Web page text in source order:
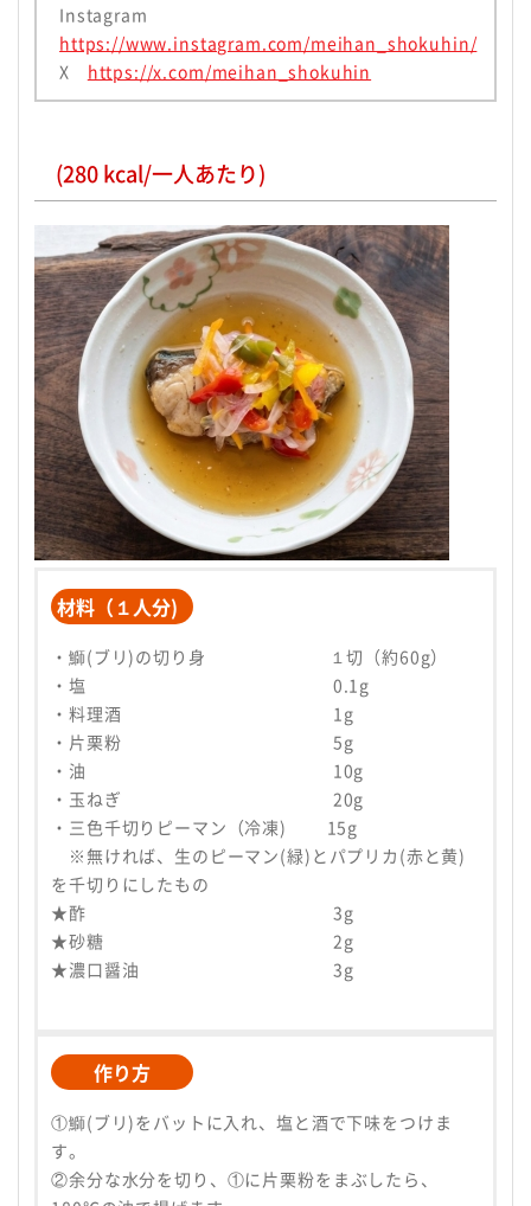
Instagram
https://www.instagram.com/meihan_shokuhin/
X https://x.com/meihan_shokuhin
(280 kcal/一人あたり)
材料（１人分)
・鰤(ブリ)の切り身 １切（約60g）
・塩 0.1g
・料理酒 1g
・片栗粉 5g
・油 10g
・玉ねぎ 20g
・三色千切りピーマン（冷凍) 15g
※無ければ、生のピーマン(緑)とパプリカ(赤と黄)
を千切りにしたもの
★酢 3g
★砂糖 2g
★濃口醤油 3g
作り方
①鰤(ブリ)をバットに入れ、塩と酒で下味をつけま
す。
②余分な水分を切り、①に片栗粉をまぶしたら、